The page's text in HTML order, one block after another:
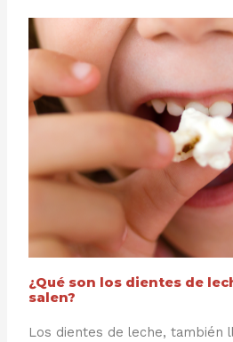
¿Qué son los dientes de
salen?
Los dientes de leche, también